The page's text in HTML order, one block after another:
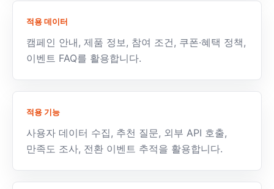
적용 데이터
캠페인 안내, 제품 정보, 참여 조건, 쿠폰·혜택 정책,
이벤트 FAQ를 활용합니다.
적용 기능
사용자 데이터 수집, 추천 질문, 외부 API 호출,
만족도 조사, 전환 이벤트 추적을 활용합니다.